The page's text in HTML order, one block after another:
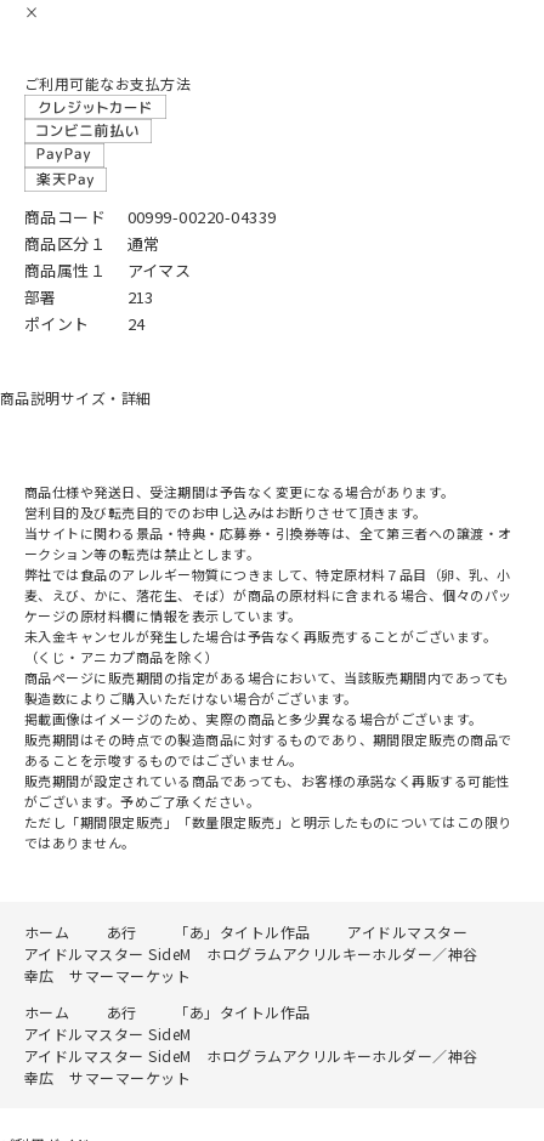
×
ご利用可能なお支払方法
商品コード
00999-00220-04339
商品区分１
通常
商品属性１
アイマス
部署
213
ポイント
24
商品説明サイズ・詳細
商品仕様や発送日、受注期間は予告なく変更になる場合があります。
営利目的及び転売目的でのお申し込みはお断りさせて頂きます。
当サイトに関わる景品・特典・応募券・引換券等は、全て第三者への譲渡・オ
ークション等の転売は禁止とします。
弊社では食品のアレルギー物質につきまして、特定原材料７品目（卵、乳、小
麦、えび、かに、落花生、そば）が商品の原材料に含まれる場合、個々のパッ
ケージの原材料欄に情報を表示しています。
未入金キャンセルが発生した場合は予告なく再販売することがございます。
（くじ・アニカプ商品を除く）
商品ページに販売期間の指定がある場合において、当該販売期間内であっても
製造数によりご購入いただけない場合がございます。
掲載画像はイメージのため、実際の商品と多少異なる場合がございます。
販売期間はその時点での製造商品に対するものであり、期間限定販売の商品で
あることを示唆するものではございません。
販売期間が設定されている商品であっても、お客様の承諾なく再販する可能性
がございます。予めご了承ください。
ただし「期間限定販売」「数量限定販売」と明示したものについてはこの限り
ではありません。
ホーム あ行 「あ」タイトル作品
アイドルマスター
アイドルマスター SideM ホログラムアクリルキーホルダー／神谷
幸広 サマーマーケット
ホーム
あ行
「あ」タイトル作品
アイドルマスター SideM
アイドルマスター SideM ホログラムアクリルキーホルダー／神谷
幸広 サマーマーケット